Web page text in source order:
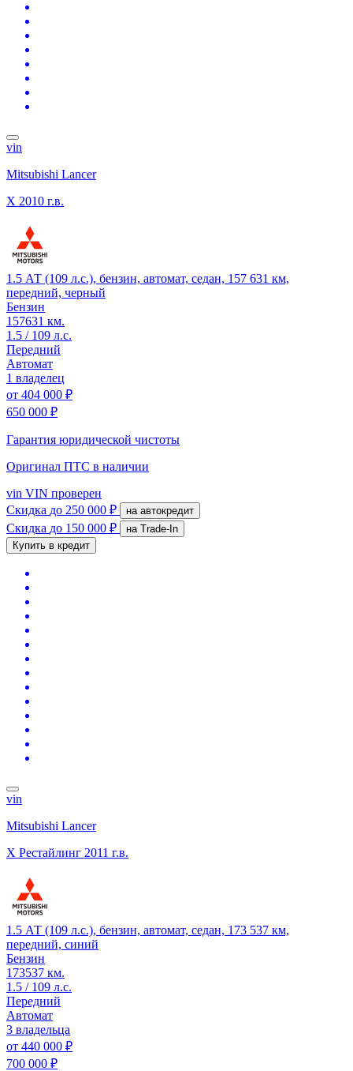
vin
Mitsubishi Lancer
X 2010 г.в.
1.5 АТ (109 л.с.), бензин, автомат, седан, 157 631 км,
передний, черный
Бензин
157631 км.
1.5 / 109 л.с.
Передний
Автомат
1 владелец
от 404 000 ₽
650 000 ₽
Гарантия юридической чистоты
Оригинал ПТС в наличии
vin VIN проверен
Скидка до 250 000 ₽ на автокредит
Скидка до 150 000 ₽
на Trade-In
Купить в кредит
vin
Mitsubishi Lancer
X Рестайлинг 2011 г.в.
1.5 АТ (109 л.с.), бензин, автомат, седан, 173 537 км,
передний, синий
Бензин
173537 км.
1.5 / 109 л.с.
Передний
Автомат
3 владельца
от 440 000 ₽
700 000 ₽